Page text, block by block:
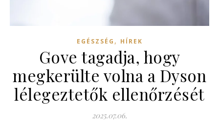
EGÉSZSÉG , HÍREK
Gove tagadja, hogy
megkerülte volna a Dyson
lélegeztetők ellenőrzését
2025.07.06.